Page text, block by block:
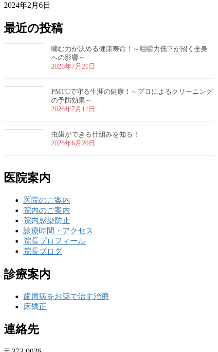
2024年2月6日
最近の投稿
噛む力が決める健康寿命！～咀嚼力低下が招く全身
への影響～
2026年7月21日
PMTCで守る生涯の健康！～プロによるクリーニング
の予防効果～
2026年7月11日
虫歯ができる仕組みを知る！
2026年6月20日
医院案内
医院のご案内
院内のご案内
院内感染防止
診療時間・アクセス
院長プロフィール
院長ブログ
診療案内
歯周病をお薬で治す治療
床矯正
連絡先